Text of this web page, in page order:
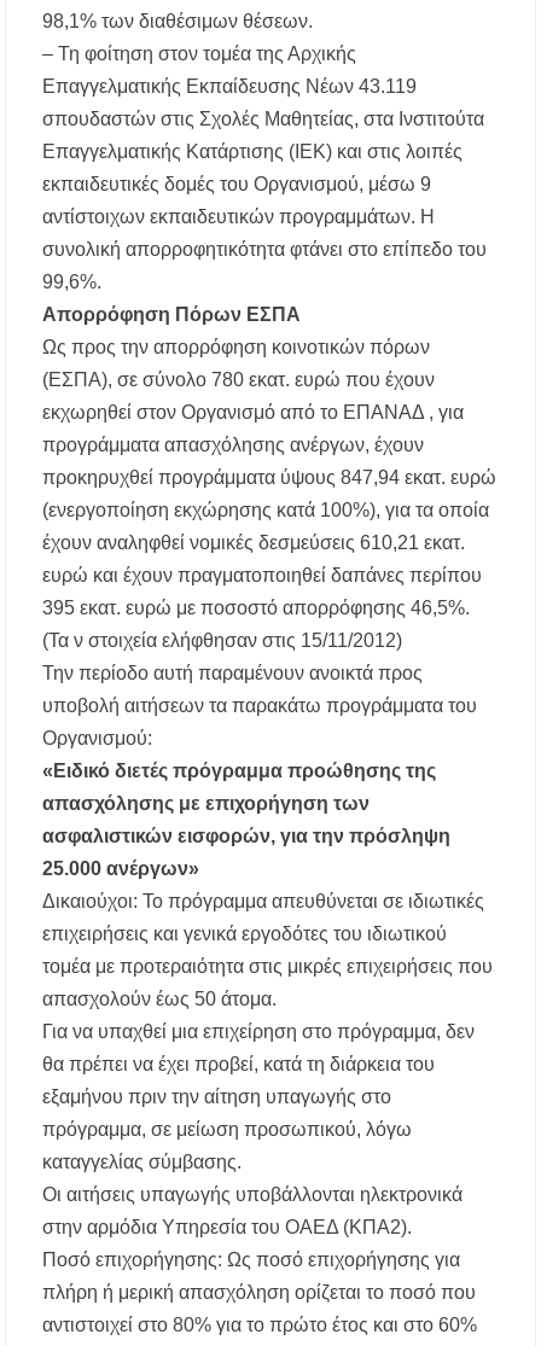
98,1% των διαθέσιμων θέσεων.
– Τη φοίτηση στον τομέα της Αρχικής
Επαγγελματικής Εκπαίδευσης Νέων 43.119
σπουδαστών στις Σχολές Μαθητείας, στα Ινστιτούτα
Επαγγελματικής Κατάρτισης (ΙΕΚ) και στις λοιπές
εκπαιδευτικές δομές του Οργανισμού, μέσω 9
αντίστοιχων εκπαιδευτικών προγραμμάτων. Η
συνολική απορροφητικότητα φτάνει στο επίπεδο του
99,6%.
Απορρόφηση Πόρων ΕΣΠΑ
Ως προς την απορρόφηση κοινοτικών πόρων
(ΕΣΠΑ), σε σύνολο 780 εκατ. ευρώ που έχουν
εκχωρηθεί στον Οργανισμό από το ΕΠΑΝΑΔ , για
προγράμματα απασχόλησης ανέργων, έχουν
προκηρυχθεί προγράμματα ύψους 847,94 εκατ. ευρώ
(ενεργοποίηση εκχώρησης κατά 100%), για τα οποία
έχουν αναληφθεί νομικές δεσμεύσεις 610,21 εκατ.
ευρώ και έχουν πραγματοποιηθεί δαπάνες περίπου
395 εκατ. ευρώ με ποσοστό απορρόφησης 46,5%.
(Τα ν στοιχεία ελήφθησαν στις 15/11/2012)
Την περίοδο αυτή παραμένουν ανοικτά προς
υποβολή αιτήσεων τα παρακάτω προγράμματα του
Οργανισμού:
«Ειδικό διετές πρόγραμμα προώθησης της
απασχόλησης με επιχορήγηση των
ασφαλιστικών εισφορών, για την πρόσληψη
25.000 ανέργων»
Δικαιούχοι: Το πρόγραμμα απευθύνεται σε ιδιωτικές
επιχειρήσεις και γενικά εργοδότες του ιδιωτικού
τομέα με προτεραιότητα στις μικρές επιχειρήσεις που
απασχολούν έως 50 άτομα.
Για να υπαχθεί μια επιχείρηση στο πρόγραμμα, δεν
θα πρέπει να έχει προβεί, κατά τη διάρκεια του
εξαμήνου πριν την αίτηση υπαγωγής στο
πρόγραμμα, σε μείωση προσωπικού, λόγω
καταγγελίας σύμβασης.
Οι αιτήσεις υπαγωγής υποβάλλονται ηλεκτρονικά
στην αρμόδια Υπηρεσία του ΟΑΕΔ (ΚΠΑ2).
Ποσό επιχορήγησης: Ως ποσό επιχορήγησης για
πλήρη ή μερική απασχόληση ορίζεται το ποσό που
αντιστοιχεί στο 80% για το πρώτο έτος και στο 60%